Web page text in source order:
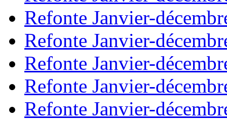
Refonte Janvier-
Refonte Janvier-
Refonte Janvier-
Refonte Janvier-
Refonte Janvier-